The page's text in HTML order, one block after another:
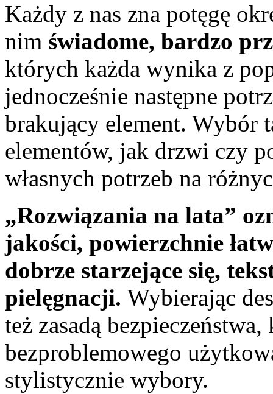
Każdy z nas zna potęgę
nim świadome, bardzo
których każda wynika z
jednocześnie następne
brakujący element. Wybór
elementów, jak drzwi czy
własnych potrzeb na
„Rozwiązania na lata”
jakości, powierzchnie
dobrze starzejące się,
pielęgnacji. Wybierając
też zasadą
bezproblemowego
stylistycznie wybory.